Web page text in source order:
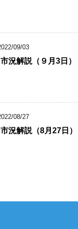
09/03
市況解説（９月3日）
08/27
市況解説（8月27日）